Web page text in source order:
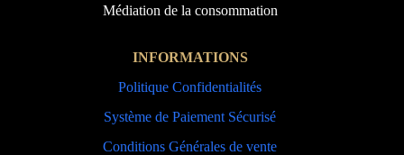
Médiation de la consommation
INFORMATIONS
Politique Confidentialités
Système de Paiement Sécurisé
Conditions Générales de vente